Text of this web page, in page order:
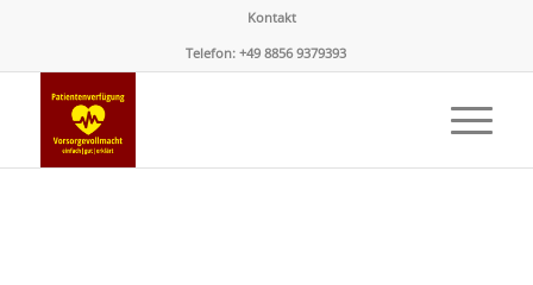
Kontakt
Telefon: +49 8856 9379393